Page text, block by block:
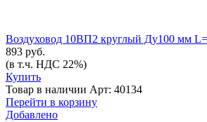
Воздуховод 10ВП2 круглый Ду100 мм
893 руб.
(в т.ч. НДС 22%)
Купить
Товар в наличии Арт: 40134
Перейти в корзину
Добавлено